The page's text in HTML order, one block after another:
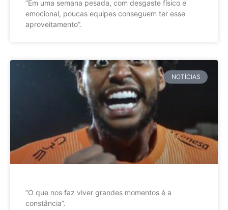
”Em uma semana pesada, com desgaste físico e
emocional, poucas equipes conseguem ter esse
aproveitamento”.
NOTÍCIAS
”O que nos faz viver grandes momentos é a
constância”.